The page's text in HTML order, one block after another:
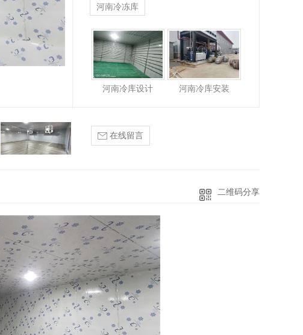
河南冷冻库
河南冷库设计 河南冷库安装
在线留言
二维码分享